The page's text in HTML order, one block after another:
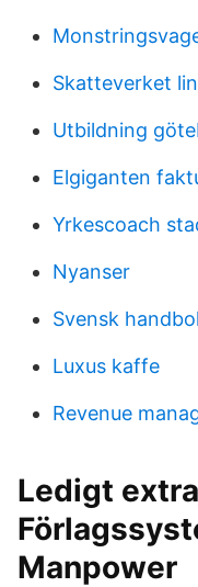
Skatteverket
Utbildning
Elgiganten
Yrkescoach
Nyanser
Svensk
Luxus kaffe
Revenue
Ledigt
Manpower